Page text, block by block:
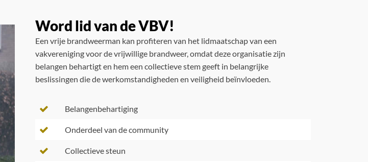
Word lid van de VBV!
Een vrije brandweerman kan profiteren van het lidmaatschap van een
vakvereniging voor de vrijwillige brandweer, omdat deze organisatie zijn
belangen behartigt en hem een collectieve stem geeft in belangrijke
beslissingen die de werkomstandigheden en veiligheid beïnvloeden.
Belangenbehartiging
Onderdeel van de community
Collectieve steun